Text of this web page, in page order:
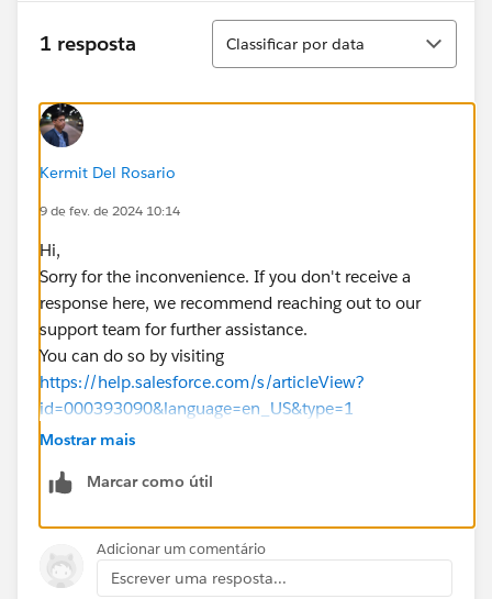
1 resposta
Classificar
Classificar por data
Kermit Del Rosario
9 de fev. de 2024 10:14
Hi,
Sorry for the inconvenience. If you don't receive a
response here, we recommend reaching out to our
support team for further assistance.
You can do so by visiting
https://help.salesforce.com/s/articleView?
id=000393090&language=en_US&type=1
Mostrar mais
Marcar como útil
Adicionar um comentário
Escrever uma resposta...